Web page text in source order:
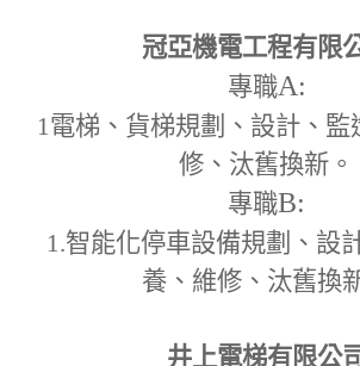
冠亞機電工程有限
專職A:
1電梯、貨梯規劃、設計、監
修、汰舊換新。
專職B:
1.智能化停車設備規劃、設
養、維修、汰舊換
井上電梯有限公